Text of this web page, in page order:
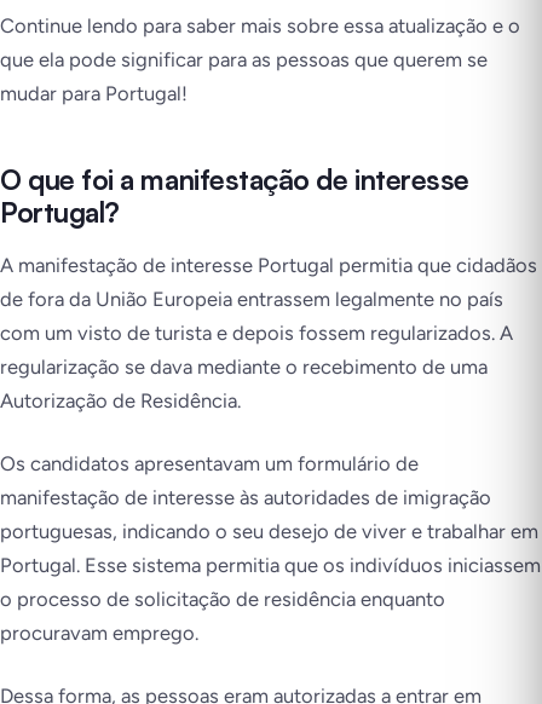
Continue lendo para saber mais sobre essa atualização e o
que ela pode significar para as pessoas que querem se
mudar para Portugal!
O que foi a manifestação de interesse
Portugal?
A manifestação de interesse Portugal permitia que cidadãos
de fora da União Europeia entrassem legalmente no país
com um visto de turista e depois fossem regularizados. A
regularização se dava mediante o recebimento de uma
Autorização de Residência.
Os candidatos apresentavam um formulário de
manifestação de interesse às autoridades de imigração
portuguesas, indicando o seu desejo de viver e trabalhar em
Portugal. Esse sistema permitia que os indivíduos iniciassem
o processo de solicitação de residência enquanto
procuravam emprego.
Dessa forma, as pessoas eram autorizadas a entrar em